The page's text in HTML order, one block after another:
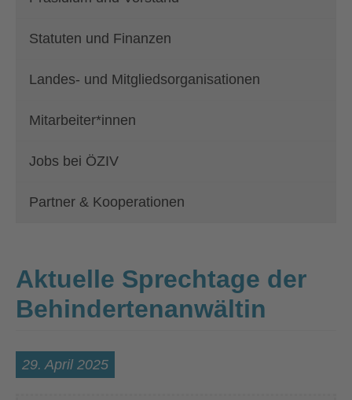
Statuten und Finanzen
Landes- und Mitgliedsorganisationen
Mitarbeiter*innen
Jobs bei ÖZIV
Partner & Kooperationen
Aktuelle Sprechtage der
Behindertenanwältin
29. April 2025